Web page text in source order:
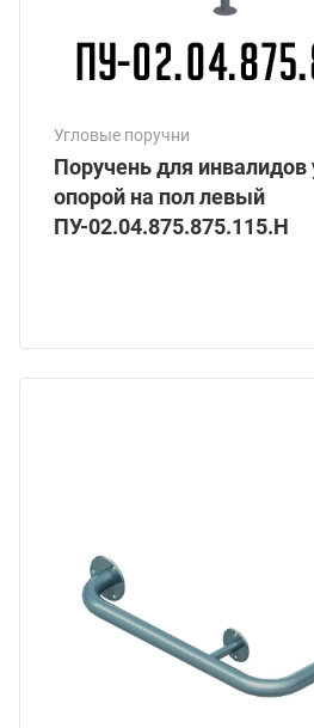
Угловые поручни
Поручень для инвалидов
опорой на пол левый
ПУ-02.04.875.875.115.Н